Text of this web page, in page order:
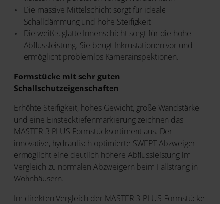
Die massive Mittelschicht sorgt für ideale
Schalldämmung und hohe Steifigkeit
Die weiße, glatte Innenschicht sorgt für die hohe
Abflussleistung. Sie beugt Inkrustationen vor und
ermöglicht problemlos Kamerainspektionen.
Formstücke mit sehr guten
Schallschutzeigenschaften
Erhöhte Steifigkeit, hohes Gewicht, große Wandstärke
und eine Einstecktiefenmarkierung zeichnen das
MASTER 3 PLUS Formstücksortiment aus. Der
innovative, hydraulisch optimierte SWEPT Abzweiger
ermöglicht eine deutlich höhere Abflussleistung im
Vergleich zu normalen Abzweigern beim Fallstrang in
Wohnhäusern.
Im direkten Vergleich der MASTER 3-PLUS-Formstücke